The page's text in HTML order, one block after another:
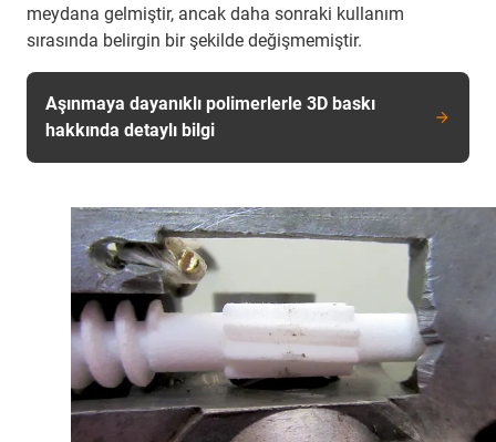
meydana gelmiştir, ancak daha sonraki kullanım
sırasında belirgin bir şekilde değişmemiştir.
Aşınmaya dayanıklı polimerlerle 3D baskı
hakkında detaylı bilgi